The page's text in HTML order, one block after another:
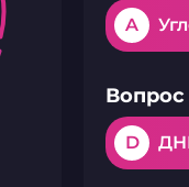
A
Вопрос
D